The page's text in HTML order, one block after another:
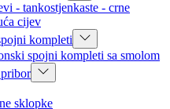
- tankostjenkaste - crne
cijev
kompleti
spojni kompleti sa smolom
sklopke